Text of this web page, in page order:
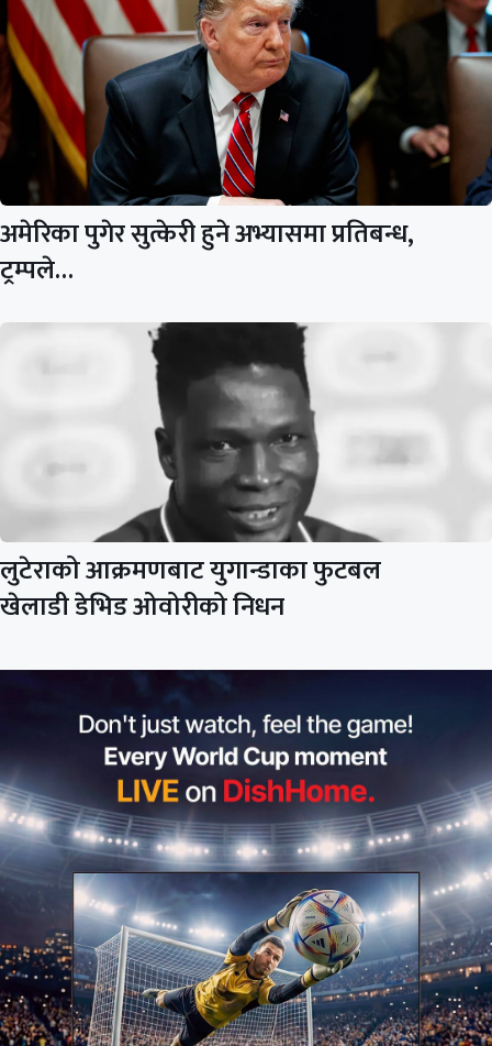
अमेरिका पुगेर सुत्केरी हुने अभ्यासमा प्रतिबन्ध,
ट्रम्पले…
लुटेराको आक्रमणबाट युगान्डाका फुटबल
खेलाडी डेभिड ओवोरीको निधन